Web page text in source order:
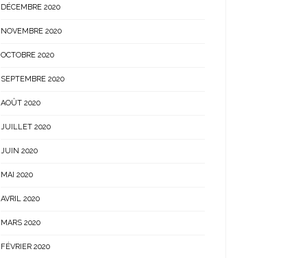
DÉCEMBRE 2020
NOVEMBRE 2020
OCTOBRE 2020
SEPTEMBRE 2020
AOÛT 2020
JUILLET 2020
JUIN 2020
MAI 2020
AVRIL 2020
MARS 2020
FÉVRIER 2020